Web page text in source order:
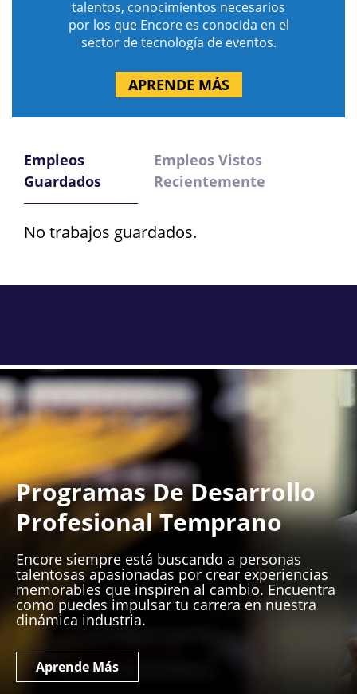
talentos, conocimientos necesarios
por los que Encore es conocida en el
sector de tecnología de eventos.
APRENDE MÁS
Empleos
Guardados
Empleos Vistos
Recientemente
No trabajos guardados.
Programas De Desarrollo
Profesional Temprano
Encore siempre está buscando a personas
talentosas apasionadas por crear experiencias
memorables que inspiren al cambio. Encuentra
como puedes impulsar tu carrera en nuestra
dinámica industria.
Aprende Más